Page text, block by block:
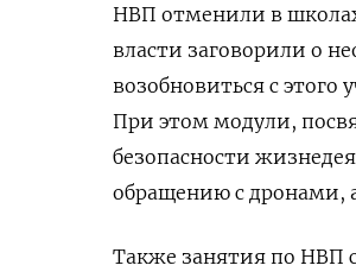
НВП отменили в
власти заговорили о
возобновиться с этого
При этом модули,
безопасности
обращению с дронами,
Также занятия по НВП